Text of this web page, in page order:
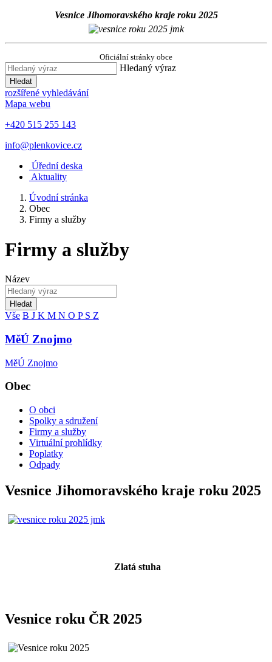
Vesnice Jihomoravského kraje roku 2025
Oficiální stránky obce
Hledaný výraz
Hledat
rozšířené vyhledávání
Mapa webu
+420 515 255 143
info@plenkovice.cz
Úřední deska
Aktuality
Úvodní stránka
Obec
Firmy a služby
Firmy a služby
Název
Hledat
Vše B J K M N O P S Z
MěÚ Znojmo
MěÚ Znojmo
Obec
O obci
Spolky a sdružení
Firmy a služby
Virtuální prohlídky
Poplatky
Odpady
Vesnice Jihomoravského kraje roku 2025
Zlatá stuha
Vesnice roku ČR 2025